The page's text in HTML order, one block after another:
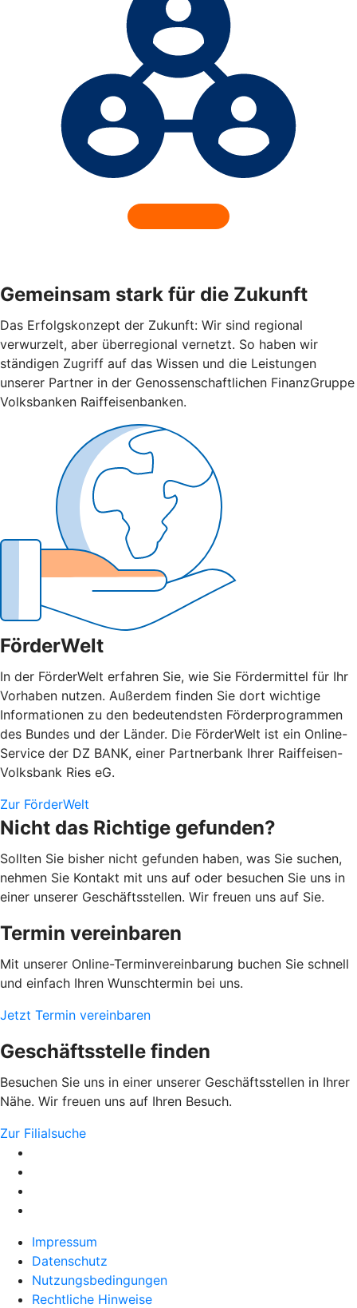
Gemeinsam stark für die Zukunft
Das Erfolgskonzept der Zukunft: Wir sind regional
verwurzelt, aber überregional vernetzt. So haben wir
ständigen Zugriff auf das Wissen und die Leistungen
unserer Partner in der Genossenschaftlichen FinanzGruppe
Volksbanken Raiffeisenbanken.
FörderWelt
In der FörderWelt erfahren Sie, wie Sie Fördermittel für Ihr
Vorhaben nutzen. Außerdem finden Sie dort wichtige
Informationen zu den bedeutendsten Förderprogrammen
des Bundes und der Länder. Die FörderWelt ist ein Online-
Service der DZ BANK, einer Partnerbank Ihrer Raiffeisen-
Volksbank Ries eG.
Zur FörderWelt
Nicht das Richtige gefunden?
Sollten Sie bisher nicht gefunden haben, was Sie suchen,
nehmen Sie Kontakt mit uns auf oder besuchen Sie uns in
einer unserer Geschäftsstellen. Wir freuen uns auf Sie.
Termin vereinbaren
Mit unserer Online-Terminvereinbarung buchen Sie schnell
und einfach Ihren Wunschtermin bei uns.
Jetzt Termin vereinbaren
Geschäftsstelle finden
Besuchen Sie uns in einer unserer Geschäftsstellen in Ihrer
Nähe. Wir freuen uns auf Ihren Besuch.
Zur Filialsuche
Impressum
Datenschutz
Nutzungsbedingungen
Rechtliche Hinweise